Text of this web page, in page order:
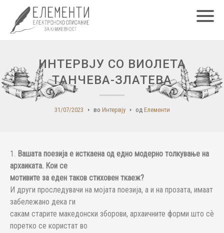
ИНТЕРВЈУ СО ВИОЛЕТА
ТАНЧЕВА-ЗЛАТЕВА
31/07/2023 во Интервју од Елементи
1. Вашата поезија е исткаена од едно модерно толкување на
архаиката. Кои се
мотивите за еден таков стиховен ткаеж?
И други проследувачи на мојата поезија, а и на прозата, имаат
забележано дека ги
сакам старите македонски зборови, архаичните форми што сѐ
поретко се користат во